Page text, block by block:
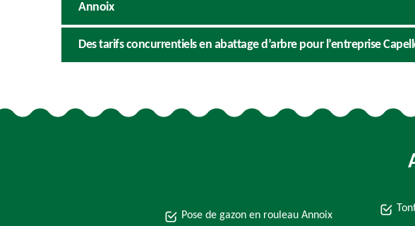
Annoix
Des tarifs concurrentiels en abattage d’arbre pour l’entreprise
Pose de gazon en rouleau Annoix